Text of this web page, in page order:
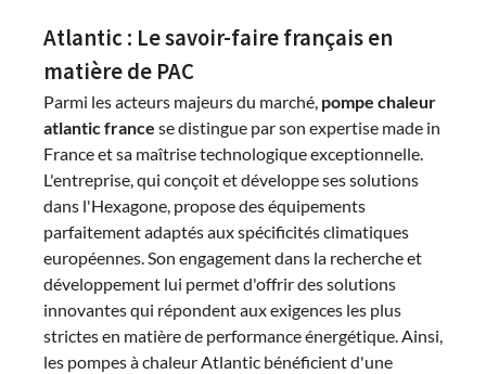
Atlantic : Le savoir-faire français en
matière de PAC
Parmi les acteurs majeurs du marché, pompe chaleur
atlantic france se distingue par son expertise made in
France et sa maîtrise technologique exceptionnelle.
L'entreprise, qui conçoit et développe ses solutions
dans l'Hexagone, propose des équipements
parfaitement adaptés aux spécificités climatiques
européennes. Son engagement dans la recherche et
développement lui permet d'offrir des solutions
innovantes qui répondent aux exigences les plus
strictes en matière de performance énergétique. Ainsi,
les pompes à chaleur Atlantic bénéficient d'une